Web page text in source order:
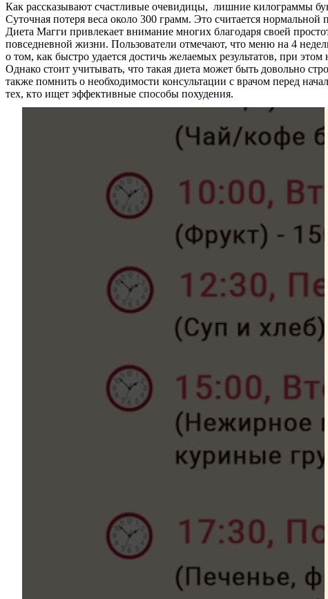
Как рассказывают счастливые очевидицы, лишние килограммы
Суточная потеря веса около 300 грамм. Это считается
Диета Магги привлекает внимание многих благодаря своей
повседневной жизни. Пользователи отмечают, что меню на 4
о том, как быстро удается достичь желаемых результатов, при этом
Однако стоит учитывать, что такая диета может быть довольно
также помнить о необходимости консультации с врачом перед
тех, кто ищет эффективные способы похудения.